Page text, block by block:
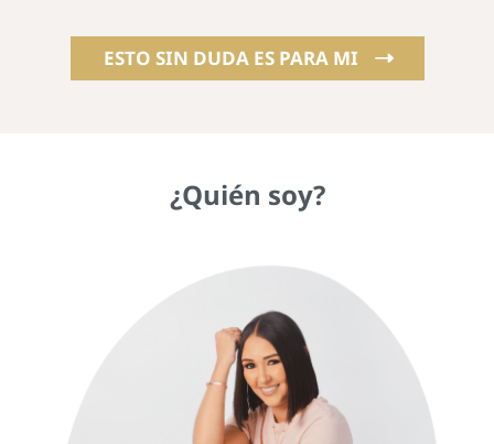
ESTO SIN DUDA ES PARA MI
¿Quién soy?